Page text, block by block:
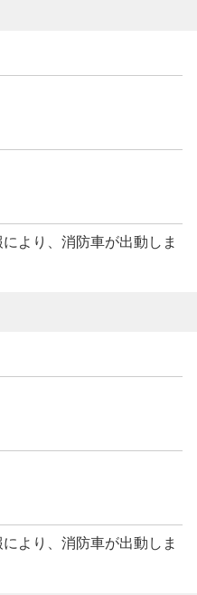
より、消防車が出動しま
より、消防車が出動しま